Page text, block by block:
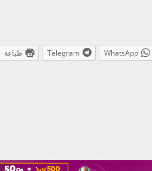
WhatsApp
Telegram طباعة